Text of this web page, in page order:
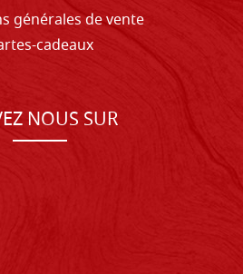
générales de vente
cadeaux
NOUS SUR